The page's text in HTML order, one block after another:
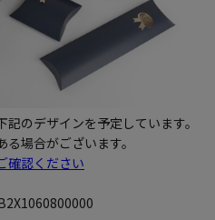
のデザインを予定しています。
場合がございます。
確認ください